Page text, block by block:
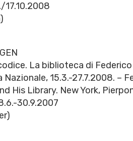
17.10.2008
La biblioteca di
Nazionale, 15.3.-27.7.2008. –
His Library. New York,
30.9.2007